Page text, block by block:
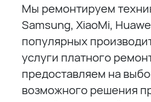
Мы ремонтируем
Samsung, XiaoMi,
популярных
услуги платного
предоставляем на
возможного решения